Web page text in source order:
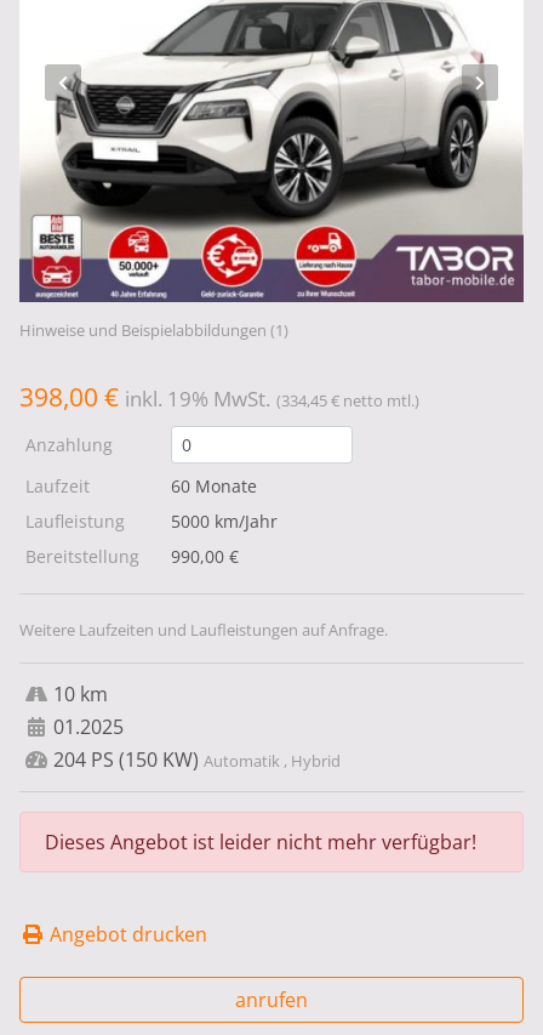
Hinweise und Beispielabbildungen (1)
398,00 € inkl. 19% MwSt. (334,45 € netto mtl.)
Anzahlung
Laufzeit
60 Monate
Laufleistung
5000 km/Jahr
Bereitstellung
990,00 €
Weitere Laufzeiten und Laufleistungen auf Anfrage.
10 km
01.2025
204 PS (150 KW) Automatik , Hybrid
Dieses Angebot ist leider nicht mehr verfügbar!
Angebot drucken
anrufen